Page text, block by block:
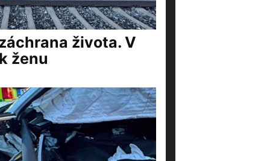
života. V
ženu